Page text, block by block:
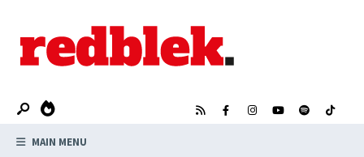
content
MAIN MENU